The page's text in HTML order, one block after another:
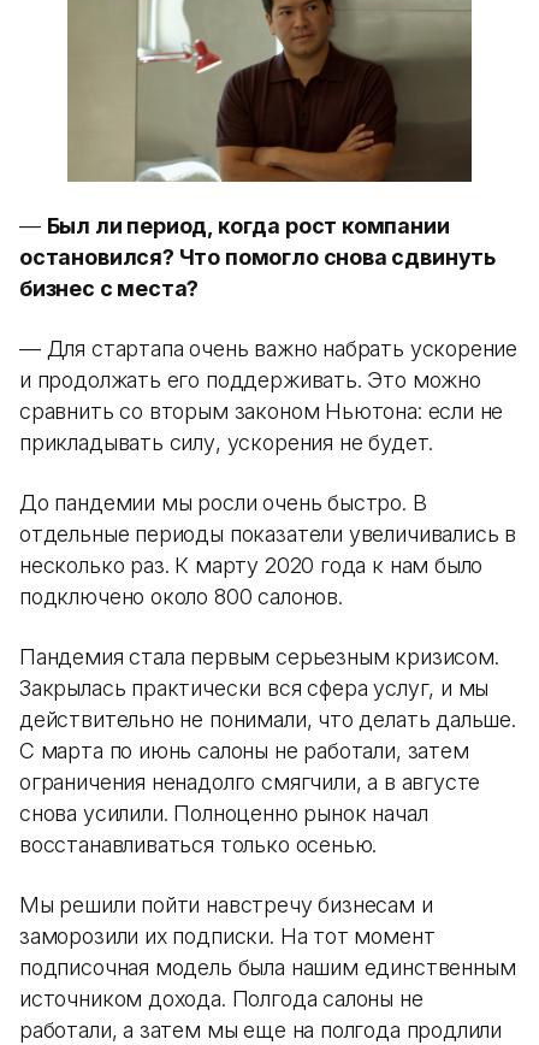
— Был ли период, когда рост компании
остановился? Что помогло снова сдвинуть
бизнес с места?
— Для стартапа очень важно набрать ускорение
и продолжать его поддерживать. Это можно
сравнить со вторым законом Ньютона: если не
прикладывать силу, ускорения не будет.
До пандемии мы росли очень быстро. В
отдельные периоды показатели увеличивались в
несколько раз. К марту 2020 года к нам было
подключено около 800 салонов.
Пандемия стала первым серьезным кризисом.
Закрылась практически вся сфера услуг, и мы
действительно не понимали, что делать дальше.
С марта по июнь салоны не работали, затем
ограничения ненадолго смягчили, а в августе
снова усилили. Полноценно рынок начал
восстанавливаться только осенью.
Мы решили пойти навстречу бизнесам и
заморозили их подписки. На тот момент
подписочная модель была нашим единственным
источником дохода. Полгода салоны не
работали, а затем мы еще на полгода продлили